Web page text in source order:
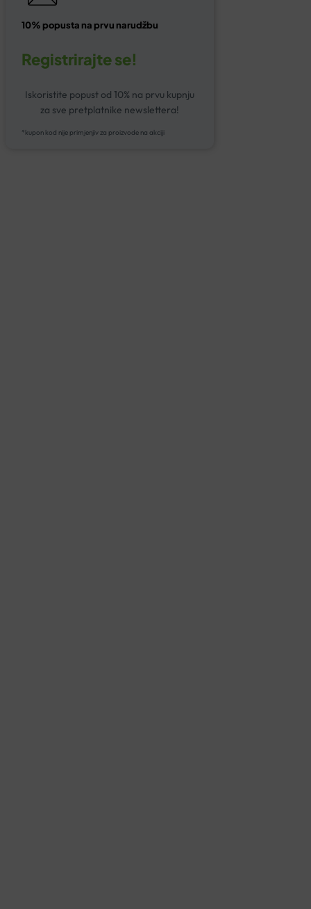
10% popusta na prvu narudžbu
Registrirajte se!
Iskoristite popust od 10% na prvu kupnju
za sve pretplatnike newslettera!
*kupon kod nije primjenjiv za proizvode na akciji